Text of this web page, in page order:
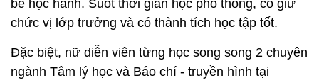
bê học hành. Suốt thời gian học phổ thông, cô giữ
chức vị lớp trưởng và có thành tích học tập tốt.
Đặc biệt, nữ diễn viên từng học song song 2 chuyên
ngành Tâm lý học và Báo chí - truyền hình tại